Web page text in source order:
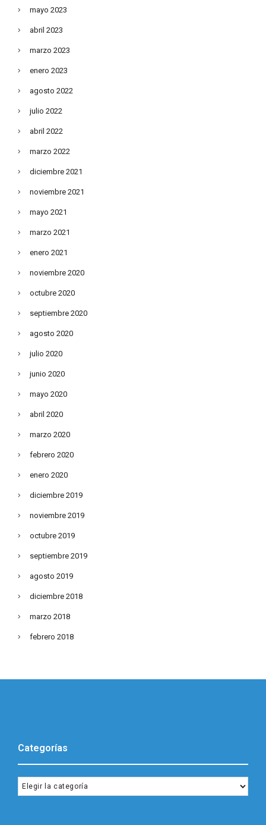
mayo 2023
abril 2023
marzo 2023
enero 2023
agosto 2022
julio 2022
abril 2022
marzo 2022
diciembre 2021
noviembre 2021
mayo 2021
marzo 2021
enero 2021
noviembre 2020
octubre 2020
septiembre 2020
agosto 2020
julio 2020
junio 2020
mayo 2020
abril 2020
marzo 2020
febrero 2020
enero 2020
diciembre 2019
noviembre 2019
octubre 2019
septiembre 2019
agosto 2019
diciembre 2018
marzo 2018
febrero 2018
Categorías
Categorías